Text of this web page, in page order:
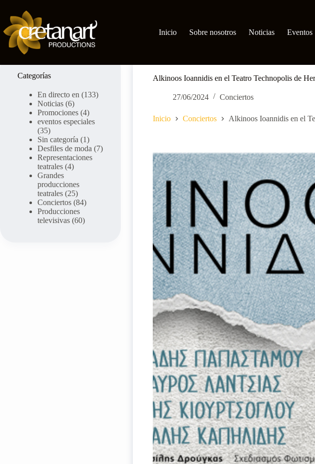
contenido
Inicio
Sobre nosotros Noticias Eventos
Alkinoos Ioannidis en el Teatro Technopolis de
27/06/2024 Conciertos
Inicio Conciertos Alkinoos Ioannidis en el
Categorías
En directo en (133)
Noticias (6)
Promociones (4)
eventos especiales
(35)
Sin categoría (1)
Desfiles de moda (7)
Representaciones
teatrales (4)
Grandes
producciones
teatrales (25)
Conciertos (84)
Producciones
televisivas (60)